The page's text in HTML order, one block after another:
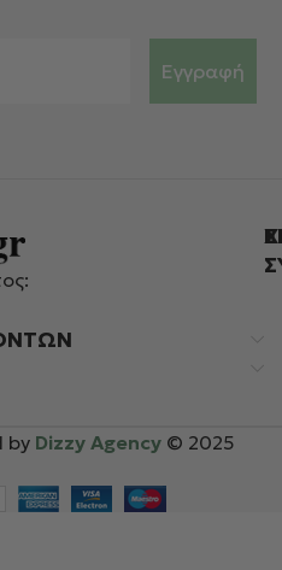
Εγγραφή
by Dizzy Agency © 2025